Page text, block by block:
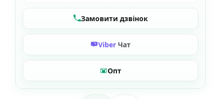
Замовити дзвінок
Viber Чат
Опт